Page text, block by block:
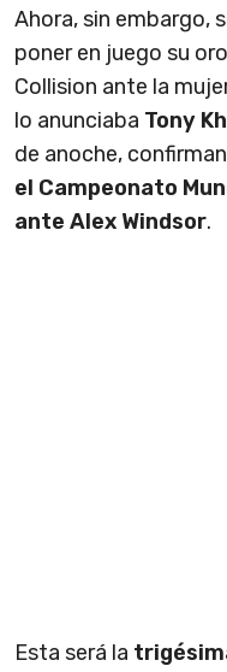
Ahora, sin embargo,
poner en juego su
Collision ante la
lo anunciaba Tony
de anoche,
el Campeonato
ante Alex Windsor.
Esta será la